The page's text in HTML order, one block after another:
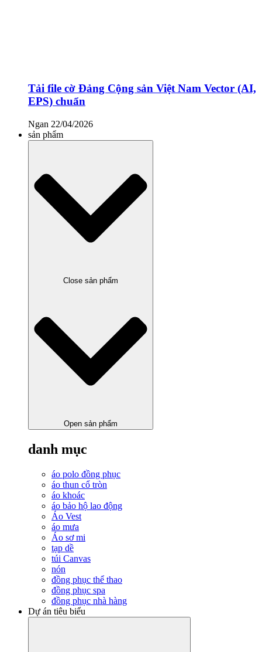
Tải file cờ Đảng Cộng sản Việt Nam Vector (AI,
EPS) chuẩn
Ngan 22/04/2026
sản phẩm
Close sản phẩm
Open sản phẩm
danh mục
áo polo đồng phục
áo thun cổ tròn
áo khoác
áo bảo hộ lao động
Áo Vest
áo mưa
Áo sơ mi
tạp dề
túi Canvas
nón
đồng phục thể thao
đồng phục spa
đồng phục nhà hàng
Dự án tiêu biểu